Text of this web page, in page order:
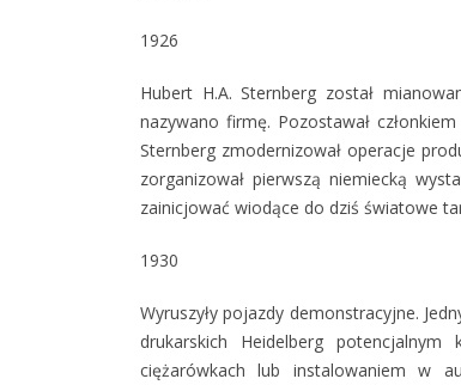
1926
Hubert H.A. Sternberg został
nazywano firmę. Pozostawał
Sternberg zmodernizował operacje
zorganizował pierwszą niemiecką
zainicjować wiodące do dziś światowe
1930
Wyruszyły pojazdy demonstracyjne.
drukarskich Heidelberg
ciężarówkach lub instalowaniem w